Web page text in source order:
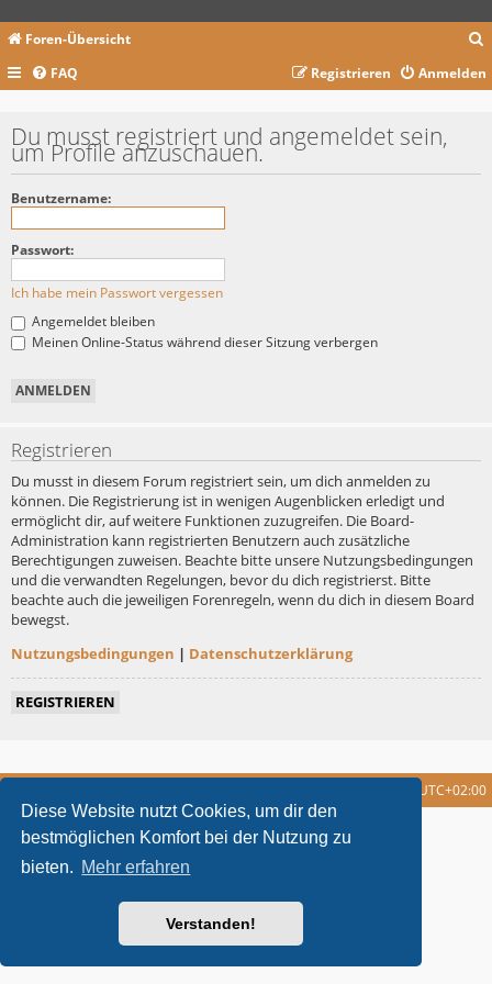
Diese Website nutzt Cookies, um dir den
bestmöglichen Komfort bei der Nutzung zu
bieten. Mehr erfahren
Verstanden!
Foren-Übersicht
c
FAQ Anmelden
Registrieren
Du musst registriert und angemeldet sein,
um Profile anzuschauen.
Benutzername:
Passwort:
Ich habe mein Passwort vergessen
Angemeldet bleiben
Meinen Online-Status während dieser Sitzung verbergen
Registrieren
Du musst in diesem Forum registriert sein, um dich anmelden zu
können. Die Registrierung ist in wenigen Augenblicken erledigt und
ermöglicht dir, auf weitere Funktionen zuzugreifen. Die Board-
Administration kann registrierten Benutzern auch zusätzliche
Berechtigungen zuweisen. Beachte bitte unsere Nutzungsbedingungen
und die verwandten Regelungen, bevor du dich registrierst. Bitte
beachte auch die jeweiligen Forenregeln, wenn du dich in diesem Board
bewegst.
Nutzungsbedingungen | Datenschutzerklärung
REGISTRIEREN
UTC+02:00
metrolike style by Eric Seguin Updated for phpBB3.2 by
Powered byphpBB ® Forum Software © phpBB Limited
Deutsche Übersetzung durch